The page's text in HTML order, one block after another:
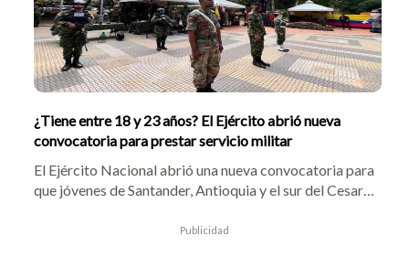
¿Tiene entre 18 y 23 años? El Ejército abrió nueva
convocatoria para prestar servicio militar
El Ejército Nacional abrió una nueva convocatoria para
que jóvenes de Santander, Antioquia y el sur del Cesar
habilitadas hasta el próximo 27 de agosto y los
Publicidad